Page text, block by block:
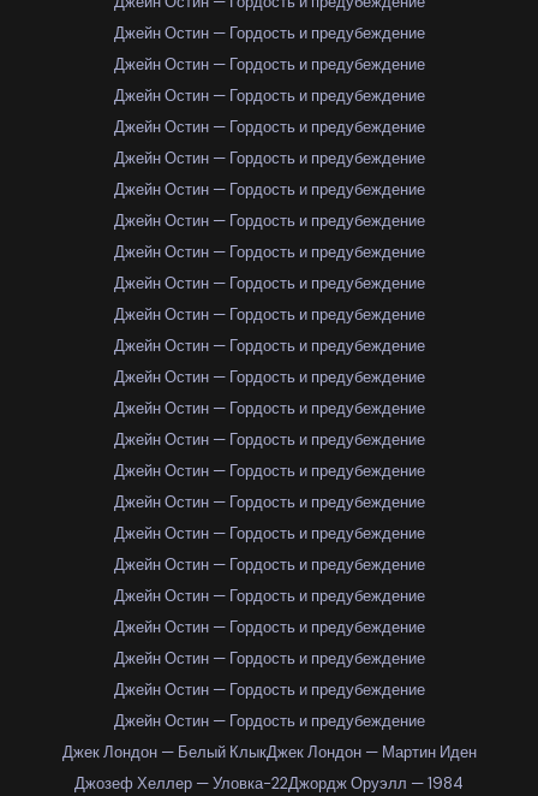
Джейн Остин — Гордость и предубеждение
Джейн Остин — Гордость и предубеждение
Джейн Остин — Гордость и предубеждение
Джейн Остин — Гордость и предубеждение
Джейн Остин — Гордость и предубеждение
Джейн Остин — Гордость и предубеждение
Джейн Остин — Гордость и предубеждение
Джейн Остин — Гордость и предубеждение
Джейн Остин — Гордость и предубеждение
Джейн Остин — Гордость и предубеждение
Джейн Остин — Гордость и предубеждение
Джейн Остин — Гордость и предубеждение
Джейн Остин — Гордость и предубеждение
Джейн Остин — Гордость и предубеждение
Джейн Остин — Гордость и предубеждение
Джейн Остин — Гордость и предубеждение
Джейн Остин — Гордость и предубеждение
Джейн Остин — Гордость и предубеждение
Джейн Остин — Гордость и предубеждение
Джейн Остин — Гордость и предубеждение
Джейн Остин — Гордость и предубеждение
Джейн Остин — Гордость и предубеждение
Джейн Остин — Гордость и предубеждение
Джек Лондон — Белый КлыкДжек Лондон — Мартин Иден
Джозеф Хеллер — Уловка-22Джордж Оруэлл — 1984